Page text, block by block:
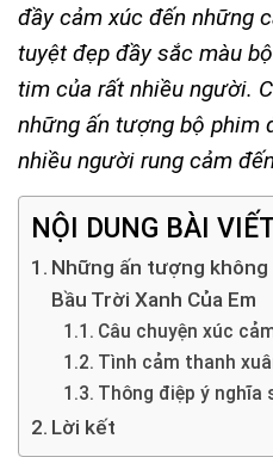
đầy cảm xúc đến những
tuyệt đẹp đầy sắc màu
tim của rất nhiều người.
những ấn tượng bộ phim
nhiều người rung cảm
NỘI DUNG BÀI
Những ấn tượng
Bầu Trời Xanh Của Em
Câu chuyện xúc
Tình cảm thanh
Thông điệp ý nghĩa
Lời kết